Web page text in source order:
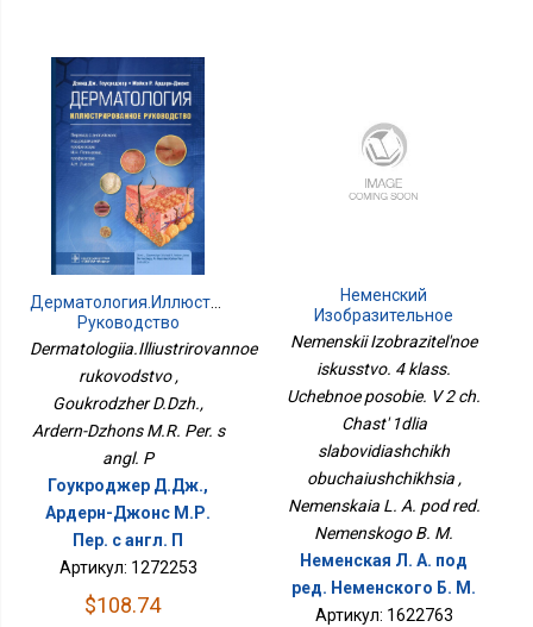
Дерматология.Иллюстрированное
Руководство
Dermatologiia.Illiustrirovannoe
rukovodstvo ,
Goukrodzher D.Dzh.,
Ardern-Dzhons M.R. Per. s
angl. P
Гоукроджер Д.Дж.,
Ардерн-Джонс М.Р.
Пер. с англ. П
Артикул: 1272253
$108.74
Неменский
Изобразительное
Искусство. 4 Класс.
Часть 1для
Слабовидящих
Обучающихся
Nemenskii Izobrazitel'noe
iskusstvo. 4 klass.
Uchebnoe posobie. V 2 ch.
Chast' 1dlia
slabovidiashchikh
obuchaiushchikhsia ,
Nemenskaia L. A. pod red.
Nemenskogo B. M.
Неменская Л. А. под
ред. Неменского Б. М.
Артикул: 1622763